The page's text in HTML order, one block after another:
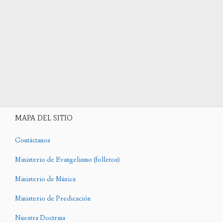
MAPA DEL SITIO
Contáctanos
Ministerio de Evangelismo (folletos)
Ministerio de Música
Ministerio de Predicación
Nuestra Doctrina